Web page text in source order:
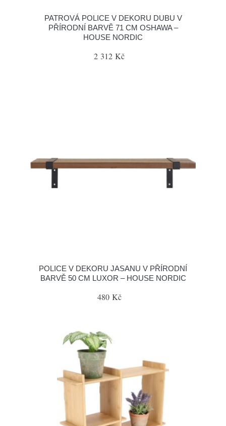
PATROVÁ POLICE V DEKORU DUBU V
PŘÍRODNÍ BARVĚ 71 CM OSHAWA –
HOUSE NORDIC
2 312 Kč
POLICE V DEKORU JASANU V PŘÍRODNÍ
BARVĚ 50 CM LUXOR – HOUSE NORDIC
480 Kč